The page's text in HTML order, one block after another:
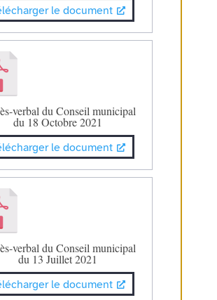
le document
verbal du Conseil municipal
du 18 Octobre 2021
le document
verbal du Conseil municipal
du 13 Juillet 2021
le document